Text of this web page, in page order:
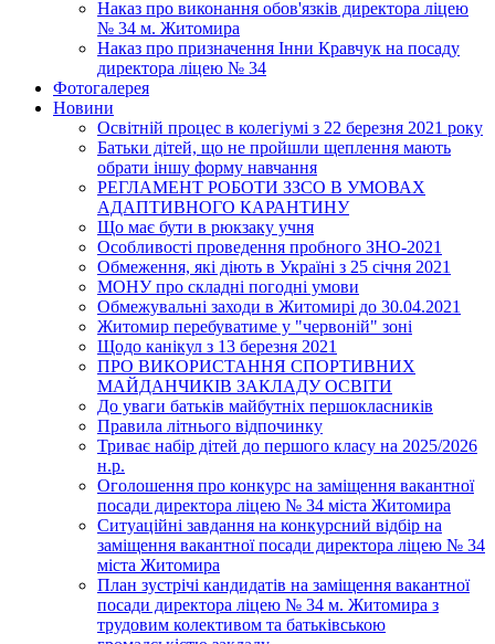
Наказ про виконання обов'язків директора ліцею
№ 34 м. Житомира
Наказ про призначення Інни Кравчук на посаду
директора ліцею № 34
Фотогалерея
Новини
Освітній процес в колегіумі з 22 березня 2021 року
Батьки дітей, що не пройшли щеплення мають
обрати іншу форму навчання
РЕГЛАМЕНТ РОБОТИ ЗЗСО В УМОВАХ
АДАПТИВНОГО КАРАНТИНУ
Що має бути в рюкзаку учня
Особливості проведення пробного ЗНО-2021
Обмеження, які діють в Україні з 25 січня 2021
МОНУ про складні погодні умови
Обмежувальні заходи в Житомирі до 30.04.2021
Житомир перебуватиме у "червоній" зоні
Щодо канікул з 13 березня 2021
ПРО ВИКОРИСТАННЯ СПОРТИВНИХ
МАЙДАНЧИКІВ ЗАКЛАДУ ОСВІТИ
До уваги батьків майбутніх першокласників
Правила літнього відпочинку
Триває набір дітей до першого класу на 2025/2026
н.р.
Оголошення про конкурс на заміщення вакантної
посади директора ліцею № 34 міста Житомира
Ситуаційні завдання на конкурсний відбір на
заміщення вакантної посади директора ліцею № 34
міста Житомира
План зустрічі кандидатів на заміщення вакантної
посади директора ліцею № 34 м. Житомира з
трудовим колективом та батьківською